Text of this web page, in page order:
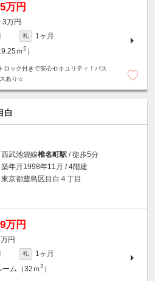
万円
万円
礼
1ヶ月
ｍ2 ）
ロック付きで安心セキュリティ！バス
あり☆
白
西武池袋線椎名町駅 / 徒歩5分
築年月1998年11月 / 4階建
東京都豊島区目白４丁目
万円
円
礼
1ヶ月
ーム（32ｍ2 ）